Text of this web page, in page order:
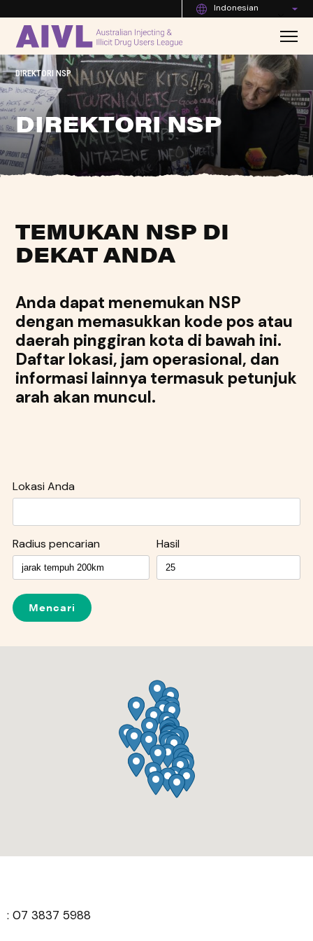
Indonesian
DIREKTORI NSP
DIREKTORI NSP
TEMUKAN NSP DI
DEKAT ANDA
Anda dapat menemukan NSP
dengan memasukkan kode pos atau
daerah pinggiran kota di bawah ini.
Daftar lokasi, jam operasional, dan
informasi lainnya termasuk petunjuk
arah akan muncul.
Lokasi Anda
Radius pencarian Hasil
Australia